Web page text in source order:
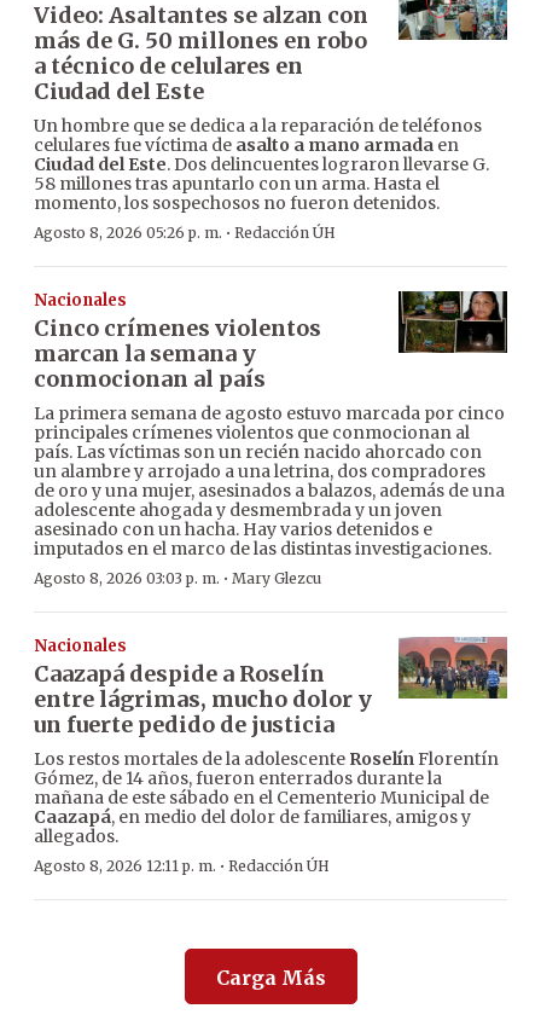
Video: Asaltantes se alzan con
más de G. 50 millones en robo
a técnico de celulares en
Ciudad del Este
Un hombre que se dedica a la reparación de teléfonos
celulares fue víctima de asalto a mano armada en
Ciudad del Este. Dos delincuentes lograron llevarse G.
58 millones tras apuntarlo con un arma. Hasta el
momento, los sospechosos no fueron detenidos.
Agosto 8, 2026 05:26 p. m. · Redacción ÚH
Nacionales
Cinco crímenes violentos
marcan la semana y
conmocionan al país
La primera semana de agosto estuvo marcada por cinco
principales crímenes violentos que conmocionan al
país. Las víctimas son un recién nacido ahorcado con
un alambre y arrojado a una letrina, dos compradores
de oro y una mujer, asesinados a balazos, además de una
adolescente ahogada y desmembrada y un joven
asesinado con un hacha. Hay varios detenidos e
imputados en el marco de las distintas investigaciones.
Agosto 8, 2026 03:03 p. m. · Mary Glezcu
Nacionales
Caazapá despide a Roselín
entre lágrimas, mucho dolor y
un fuerte pedido de justicia
Los restos mortales de la adolescente RoselínFlorentín
Gómez, de 14 años, fueron enterrados durante la
mañana de este sábado en el Cementerio Municipal de
Caazapá, en medio del dolor de familiares, amigos y
allegados.
Agosto 8, 2026 12:11 p. m. · Redacción ÚH
Carga Más